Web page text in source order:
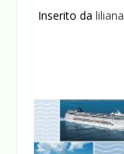
Inserito da liliana